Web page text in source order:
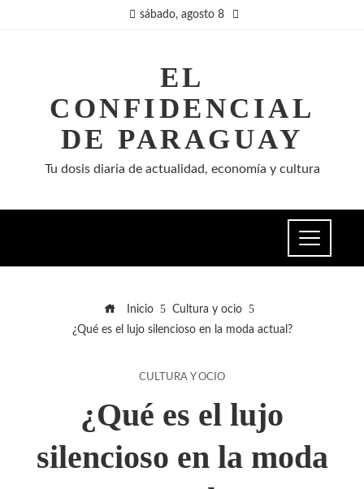
sábado, agosto 8
EL
CONFIDENCIAL
DE PARAGUAY
Tu dosis diaria de actualidad, economía y cultura
Inicio
Cultura y ocio
¿Qué es el lujo silencioso en la moda actual?
CULTURA Y OCIO
¿Qué es el lujo
silencioso en la moda